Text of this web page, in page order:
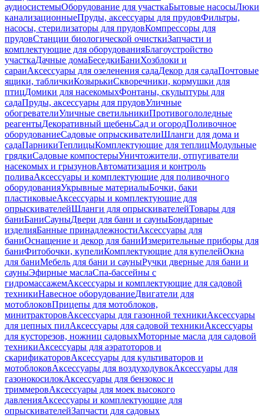
аудиосистемыОборудование для участкаБытовые насосыЛюки
канализационныеПруды, аксессуары для прудовФильтры,
насосы, стерилизаторы для прудовКомпрессоры для
прудовСтанции биологической очисткиЗапчасти и
комплектующие для оборудованияБлагоустройство
участкаДачные домаБеседкиБаниХозблоки и
сараиАксессуары для озеленения садаДекор для садаПочтовые
ящики, табличкиКозырькиСкворечники, кормушки для
птицДомики для насекомыхФонтаны, скульптуры для
садаПруды, аксессуары для прудовУличные
обогревателиУличные светильникиПротивогололедные
реагентыДекоративный щебеньСад и огородПоливочное
оборудованиеСадовые опрыскивателиШланги для дома и
садаПарникиТеплицыКомплектующие для теплицМодульные
грядкиСадовые компостерыУничтожители, отпугиватели
насекомых и грызуновАвтоматизация и контроль
поливаАксессуары и комплектующие для поливочного
оборудованияУкрывные материалыБочки, баки
пластиковыеАксессуары и комплектующие для
опрыскивателейШланги для опрыскивателейТовары для
баниБаниСауныДвери для бани и сауныБондарные
изделияБанные принадлежностиАксессуары для
баниОснащение и декор для баниИзмерительные приборы для
баниФитобочки, купелиКомплектующие для купелейОкна
для баниМебель для бани и сауныРучки дверные для бани и
сауныЭфирные маслаСпа-бассейны с
гидромассажемАксессуары и комплектующие для садовой
техникиНавесное оборудованиеДвигатели для
мотоблоковПрицепы для мотоблоков,
минитракторовАксессуары для газонной техникиАксессуары
для цепных пилАксессуары для садовой техникиАксессуары
для кусторезов, ножниц садовыхМоторные масла для садовой
техникиАксессуары для аэратоторов и
скарификаторовАксессуары для культиваторов и
мотоблоковАксессуары для воздуходувокАксессуары для
газонокосилокАксессуары для бензокос и
триммеровАксессуары для моек высокого
давленияАксессуары и комплектующие для
опрыскивателейЗапчасти для садовых